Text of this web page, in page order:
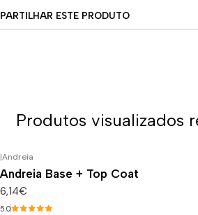
PARTILHAR ESTE PRODUTO
Produtos visualizados
|Andreia
Andreia Base + Top Coat
6,14€
5.0